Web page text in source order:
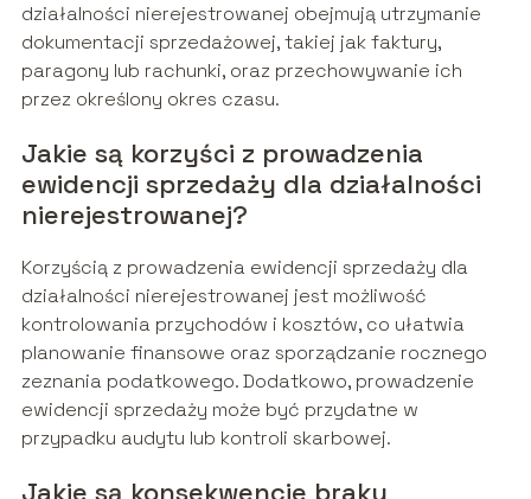
działalności nierejestrowanej obejmują utrzymanie
dokumentacji sprzedażowej, takiej jak faktury,
paragony lub rachunki, oraz przechowywanie ich
przez określony okres czasu.
Jakie są korzyści z prowadzenia
ewidencji sprzedaży dla działalności
nierejestrowanej?
Korzyścią z prowadzenia ewidencji sprzedaży dla
działalności nierejestrowanej jest możliwość
kontrolowania przychodów i kosztów, co ułatwia
planowanie finansowe oraz sporządzanie rocznego
zeznania podatkowego. Dodatkowo, prowadzenie
ewidencji sprzedaży może być przydatne w
przypadku audytu lub kontroli skarbowej.
Jakie są konsekwencje braku